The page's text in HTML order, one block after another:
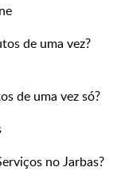
de uma vez?
de uma vez só?
no Jarbas?